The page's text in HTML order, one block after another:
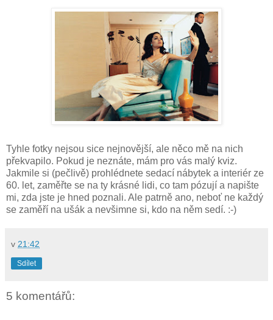
Tyhle fotky nejsou sice nejnovější, ale něco mě na nich
překvapilo. Pokud je neznáte, mám pro vás malý kviz.
Jakmile si (pečlivě) prohlédnete sedací nábytek a interiér ze
60. let, zaměřte se na ty krásné lidi, co tam pózují a napište
mi, zda jste je hned poznali. Ale patrně ano, neboť ne každý
se zaměří na ušák a nevšimne si, kdo na něm sedí. :-)
v 21:42
Sdílet
5 komentářů: